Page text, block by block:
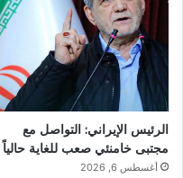
الرئيس الإيراني: التواصل مع
مجتبى خامنئي صعب للغاية حالياً
أغسطس 6, 2026